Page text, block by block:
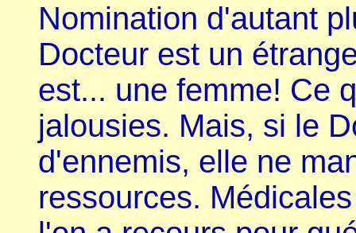
Nomination d'autant
Docteur est un
est... une femme! Ce
jalousies. Mais, si le
d'ennemis, elle ne
ressources.